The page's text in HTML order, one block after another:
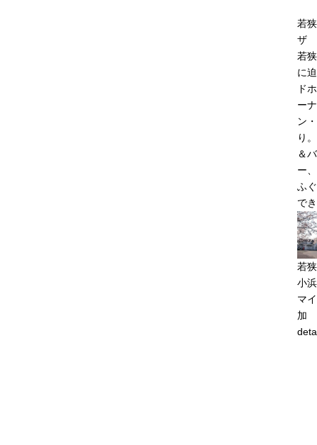
若
ザ
若
に
ド
ー
ン
り
＆
ー
ふ
で
若
小
マ
加